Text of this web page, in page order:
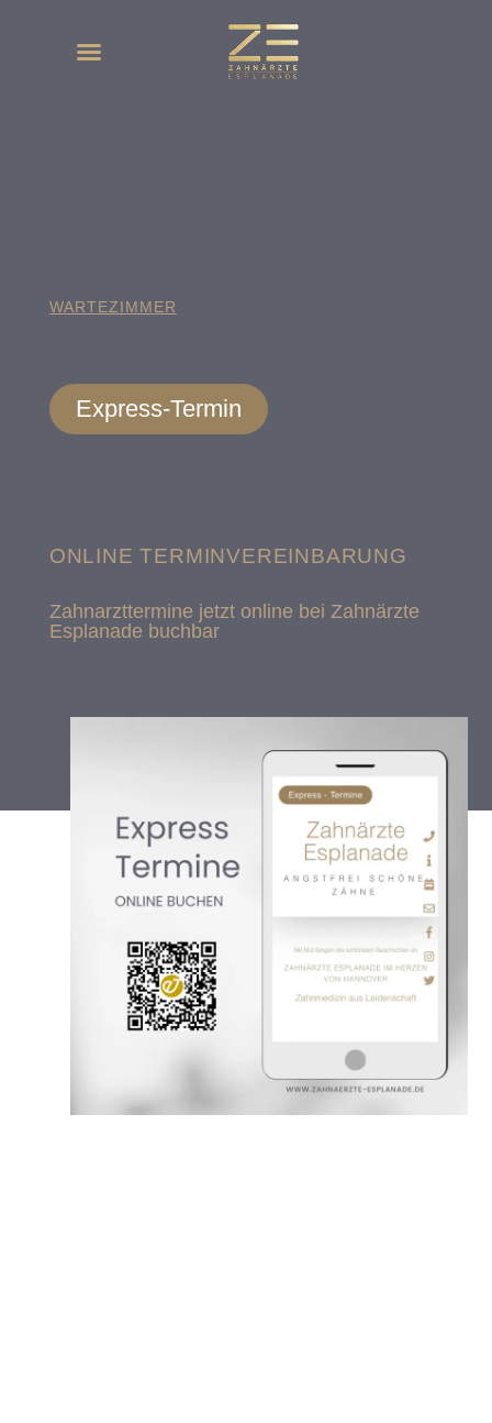
WARTEZIMMER
Express-Termin
ONLINE TERMINVEREINBARUNG
Zahnarzttermine jetzt online bei Zahnärzte
Esplanade buchbar